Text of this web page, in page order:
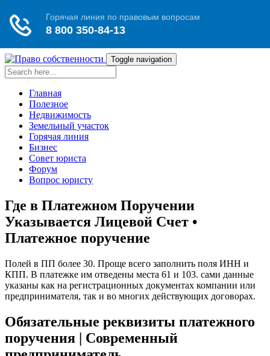
Toggle navigation
Главная
Полезное
Недвижимость
Земельный участок
Горячая линия
Бизнес
Совет юриста
Форум
Вопрос юристу
Где в Платежном Поручении
Указывается Лицевой Счет •
Платежное поручение
Полей в ПП более 30. Проще всего заполнить поля ИНН и
КПП. В платежке им отведены места 61 и 103. сами данные
указаны как на регистрационных документах компании или
предпринимателя, так и во многих действующих договорах.
Обязательные реквизиты платежного
поручения | Современный